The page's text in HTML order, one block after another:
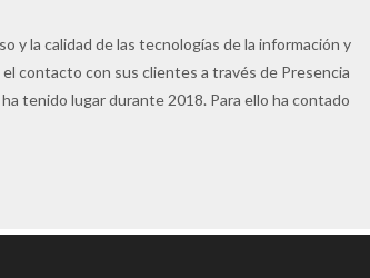
y la calidad de las tecnologías de la información y
contacto con sus clientes a través de Presencia
tenido lugar durante 2018. Para ello ha contado